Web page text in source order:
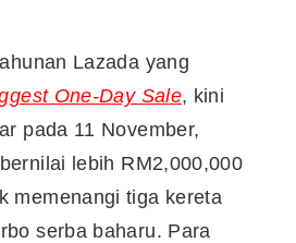
Lazada yang
One-Day Sale, kini
pada 11 November,
lebih RM2,000,000
memenangi tiga kereta
serba baharu. Para